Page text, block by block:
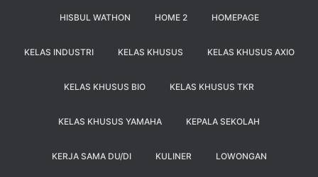
HISBUL WATHON HOME 2 HOMEPAGE
KELAS INDUSTRI KELAS KHUSUS KELAS KHUSUS AXIO
KELAS KHUSUS BIO KELAS KHUSUS TKR
KELAS KHUSUS YAMAHA KEPALA SEKOLAH
KERJA SAMA DU/DI KULINER LOWONGAN